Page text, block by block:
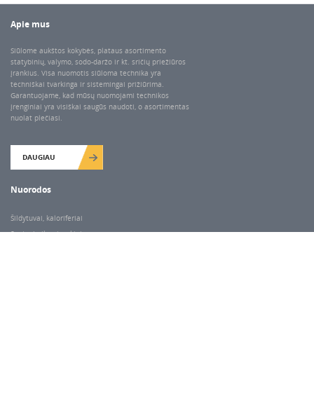
Apie mus
Siūlome aukštos kokybės, plataus asortimento
statybinių, valymo, sodo-daržo ir kt. sričių priežiūros
įrankius. Visa nuomotis siūloma technika yra
techniškai tvarkinga ir sistemingai prižiūrima.
Garantuojame, kad mūsų nuomojami technikos
įrenginiai yra visiškai saugūs naudoti, o asortimentas
nuolat plečiasi.
DAUGIAU
Nuorodos
Šildytuvai, kaloriferiai
Santechnikos įrankiai